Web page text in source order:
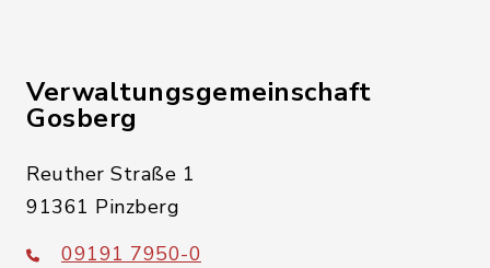
Verwaltungsgemeinschaft
Gosberg
Reuther Straße 1
91361 Pinzberg
09191 7950-0